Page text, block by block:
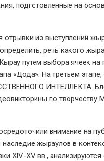
подготовленные на
отрывки из выступлений
речь какого
путем выбора ячеек на
«Дода». На третьем
ИНТЕЛЛЕКТА.
по творчеству
внимание на
жыраулов в
XIV-XV вв.,